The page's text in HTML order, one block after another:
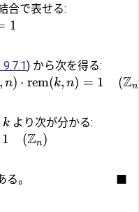
合で表せる:
1
) から次を得る:
n) ⋅ rem(k, n) = 1 (Zn
k より次が分かる:
1 (Zn)
。 ■